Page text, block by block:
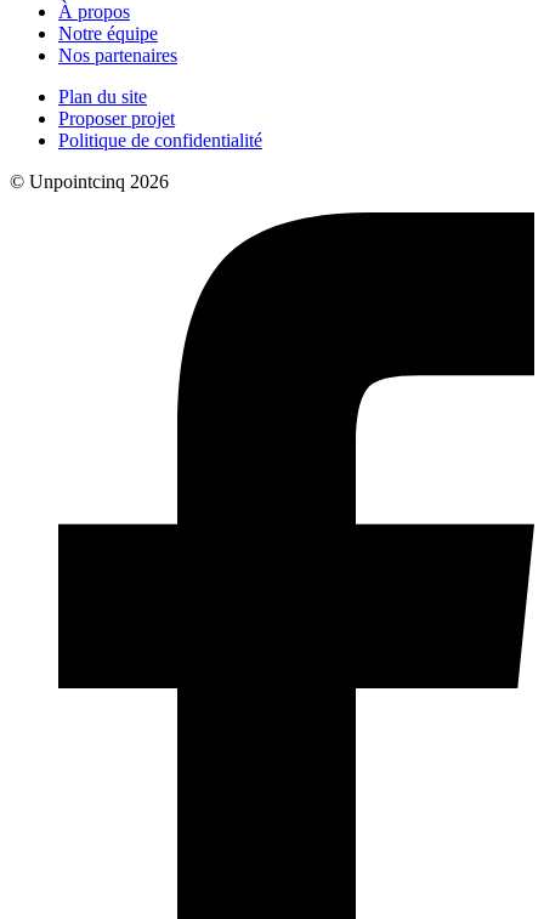
À propos
Notre équipe
Nos partenaires
Plan du site
Proposer projet
Politique de confidentialité
© Unpointcinq 2026